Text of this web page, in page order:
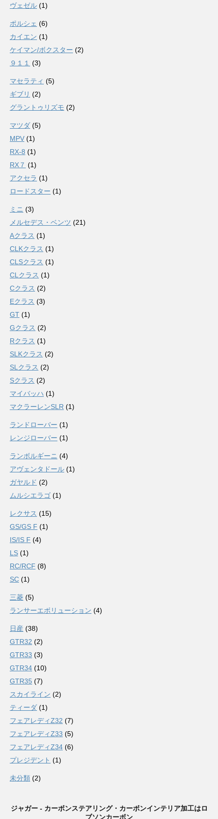
ヴェゼル (1)
ポルシェ (6)
カイエン (1)
ケイマン/ボクスター (2)
９１１
(3)
マセラティ (5)
ギブリ (2)
グラントゥリズモ (2)
マツダ (5)
MPV (1)
RX-8 (1)
RX７ (1)
アクセラ (1)
ロードスター (1)
ミニ (3)
メルセデス・ベンツ (21)
Aクラス (1)
CLKクラス (1)
CLSクラス (1)
CLクラス (1)
Cクラス (2)
Eクラス (3)
GT (1)
Gクラス (2)
Rクラス (1)
SLKクラス (2)
SLクラス (2)
Sクラス (2)
マイバッハ (1)
マクラーレンSLR (1)
ランドローバー (1)
レンジローバー (1)
ランボルギーニ (4)
アヴェンタドール (1)
ガヤルド (2)
ムルシエラゴ (1)
レクサス (15)
GS/GS F (1)
IS/IS F (4)
LS (1)
RC/RCF (8)
SC (1)
三菱 (5)
ランサーエボリューション (4)
日産 (38)
GTR32 (2)
GTR33 (3)
GTR34 (10)
GTR35 (7)
スカイライン (2)
ティーダ (1)
フェアレディZ32 (7)
フェアレディZ33 (5)
フェアレディZ34 (6)
プレジデント (1)
未分類 (2)
ジャガー - カーボンステアリング・カーボンインテリア加工はロ
ブソンカーボン